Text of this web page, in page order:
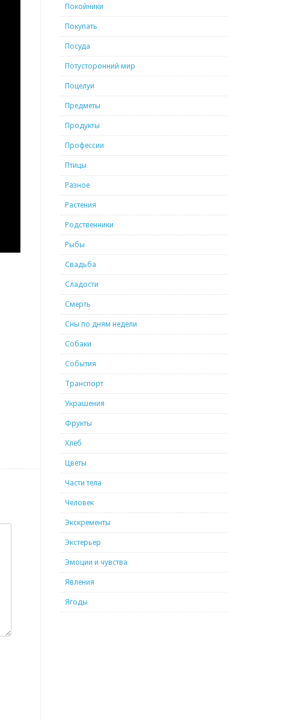
Покойники
Покупать
Посуда
Потусторонний мир
Поцелуи
Предметы
Продукты
Профессии
Птицы
Разное
Растения
Родственники
Рыбы
Свадьба
Сладости
Смерть
Сны по дням недели
Собаки
События
Транспорт
Украшения
Фрукты
Хлеб
Цветы
Части тела
Человек
Экскременты
Экстерьер
Эмоции и чувства
Явления
Ягоды